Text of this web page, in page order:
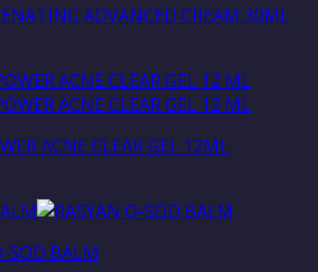
ADVANCED CREAM 30ML
ACNE CLEAR GEL 12ML
SOD BALM